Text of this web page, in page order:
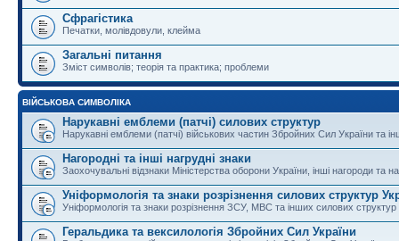
Сфрагістика
Печатки, молівдовули, клейма
Загальні питання
Зміст символів; теорія та практика; проблеми
ВІЙСЬКОВА СИМВОЛІКА
Нарукавні емблеми (патчі) силових структур
Нарукавні емблеми (патчі) військових частин Збройних Сил України та
Нагородні та інші нагрудні знаки
Заохочувальні відзнаки Міністерства оборони України, інші нагороди та
Уніформологія та знаки розрізнення силових структур
Уніформологія та знаки розрізнення ЗСУ, МВС та інших силових структур
Геральдика та вексилологія Збройних Сил України